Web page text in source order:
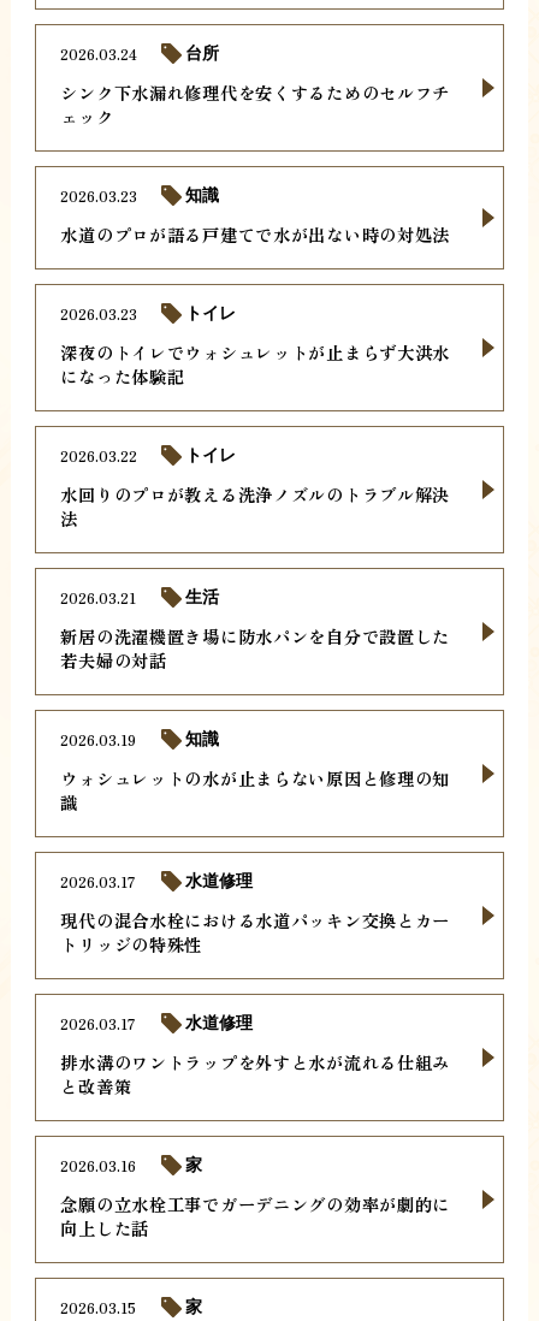
シンク下水漏れ修理代を安くするためのセルフチ
ェック
2026.03.24 台所
水道のプロが語る戸建てで水が出ない時の対処法
2026.03.23 知識
深夜のトイレでウォシュレットが止まらず大洪水
になった体験記
2026.03.23 トイレ
水回りのプロが教える洗浄ノズルのトラブル解決
法
2026.03.22 トイレ
新居の洗濯機置き場に防水パンを自分で設置した
若夫婦の対話
2026.03.21 生活
ウォシュレットの水が止まらない原因と修理の知
識
2026.03.19 知識
現代の混合水栓における水道パッキン交換とカー
トリッジの特殊性
2026.03.17 水道修理
排水溝のワントラップを外すと水が流れる仕組み
と改善策
2026.03.17 水道修理
念願の立水栓工事でガーデニングの効率が劇的に
向上した話
2026.03.16 家
2026.03.15 家